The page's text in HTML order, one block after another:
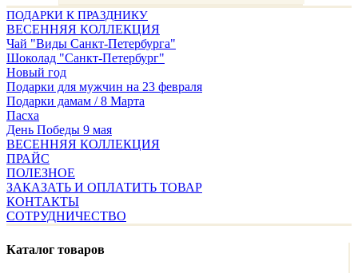
ПОДАРКИ К ПРАЗДНИКУ
ВЕСЕННЯЯ КОЛЛЕКЦИЯ
Чай "Виды Санкт-Петербурга"
Шоколад "Санкт-Петербург"
Новый год
Подарки для мужчин на 23 февраля
Подарки дамам / 8 Марта
Пасха
День Победы 9 мая
ВЕСЕННЯЯ КОЛЛЕКЦИЯ
ПРАЙС
ПОЛЕЗНОЕ
ЗАКАЗАТЬ И ОПЛАТИТЬ ТОВАР
КОНТАКТЫ
СОТРУДНИЧЕСТВО
Каталог товаров